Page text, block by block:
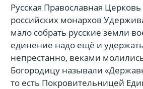
Русская Православная
российских монархов
мало собрать русские земли
единение надо ещё и
непрестанно, веками
Богородицу называли
то есть Покровительницей